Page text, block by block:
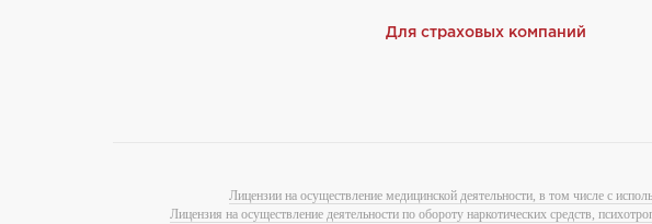
Для страховых компаний
Лицензии на осуществление медицинской деятельности, в том числе с
Лицензия на осуществление деятельности по обороту наркотических средств,